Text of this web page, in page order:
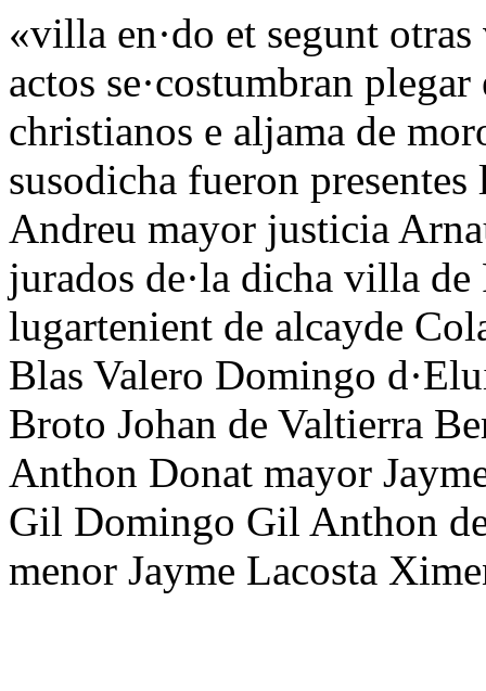
«villa en·do et segunt
actos se·costumbran
christianos e aljama de
susodicha fueron
Andreu mayor justicia
jurados de·la dicha villa
lugartenient de alcayde
Blas Valero Domingo
Broto Johan de Valtierra
Anthon Donat mayor
Gil Domingo Gil Anthon
menor Jayme Lacosta